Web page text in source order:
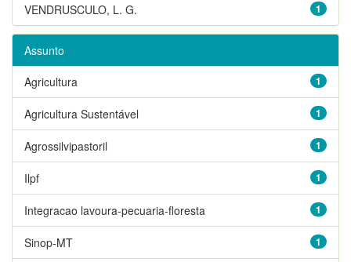
1
VENDRUSCULO, L. G.
Assunto
1
Agricultura
1
Agricultura Sustentável
1
Agrossilvipastoril
1
Ilpf
1
Integracao lavoura-pecuaria-floresta
1
Sinop-MT